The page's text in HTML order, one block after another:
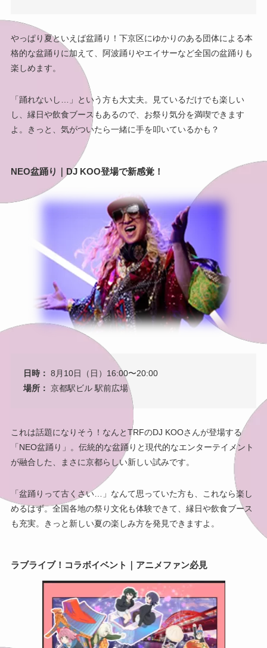
やっぱり夏といえば盆踊り！下京区にゆかりのある団体による本
格的な盆踊りに加えて、阿波踊りやエイサーなど全国の盆踊りも
楽しめます。
「踊れないし…」という方も大丈夫。見ているだけでも楽しい
し、縁日や飲食ブースもあるので、お祭り気分を満喫できます
よ。きっと、気がついたら一緒に手を叩いているかも？
NEO盆踊り｜DJ KOO登場で新感覚！
日時： 8月10日（日）16:00〜20:00
場所： 京都駅ビル 駅前広場
これは話題になりそう！なんとTRFのDJ KOOさんが登場する
「NEO盆踊り」。伝統的な盆踊りと現代的なエンターテイメント
が融合した、まさに京都らしい新しい試みです。
「盆踊りって古くさい…」なんて思っていた方も、これなら楽し
めるはず。全国各地の祭り文化も体験できて、縁日や飲食ブース
も充実。きっと新しい夏の楽しみ方を発見できますよ。
ラブライブ！コラボイベント｜アニメファン必見